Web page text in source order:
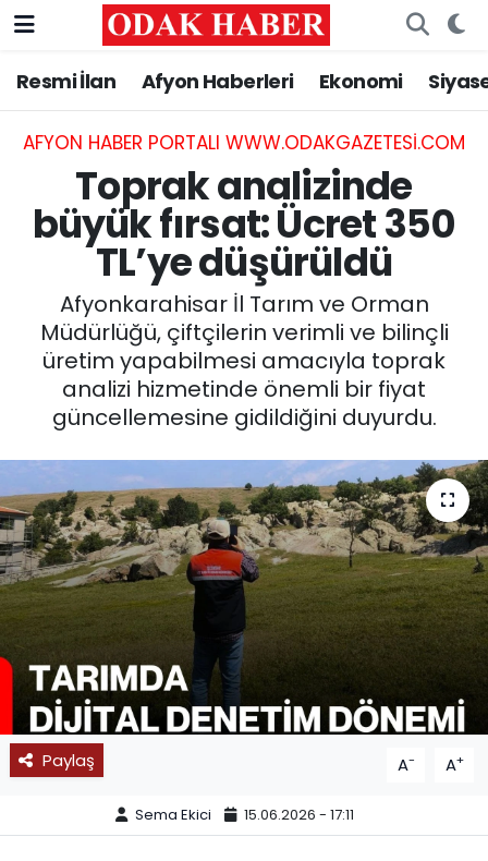
Resmi İlan Afyon Haberleri Ekonomi
AFYON HABER PORTALI WWW.ODAKGAZETESI.COM
Toprak analizinde
büyük fırsat: Ücret 350
TL’ye düşürüldü
Afyonkarahisar İl Tarım ve Orman
Müdürlüğü, çiftçilerin verimli ve bilinçli
üretim yapabilmesi amacıyla toprak
analizi hizmetinde önemli bir fiyat
güncellemesine gidildiğini duyurdu.
Paylaş A- A+
Sema Ekici 15.06.2026 - 17:11
AFYONKARAHİSAR HABERLERİ
Resmi İlan
ASAYİŞ
GÜNCEL
SİYASET
EĞİTİM
MAGAZİN
SAĞLIK
SPOR
11:11 MANŞET
Nöbetçi Eczaneler
Hava Durumu
Trafik Durumu
Süper Lig Puan Durumu ve Fikstür
Tüm Manşetler
Son Dakika Haberleri
Haber Arşivi